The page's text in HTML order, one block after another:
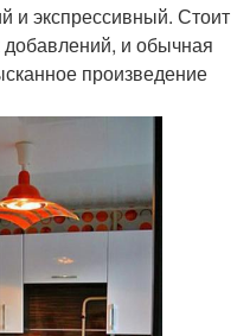
и экспрессивный. Стоит
и обычная
произведение